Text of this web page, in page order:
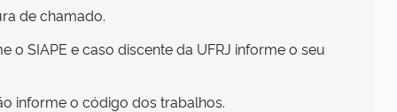
de chamado.
o SIAPE e caso discente da UFRJ informe o seu
informe o código dos trabalhos.